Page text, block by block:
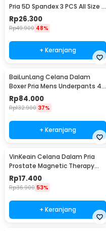
Pria 5D Spandex 3 PCS All Size -
MU0020
Rp26.300
Rp49.900 48%
+ Keranjang
BaiLunLang Celana Dalam
Boxer Pria Mens Underpants 4
PCS M - 0809
Rp84.000
Rp132.900 37%
+ Keranjang
VinKeain Celana Dalam Pria
Prostate Magnetic Therapy
XXXXL - A004
Rp17.400
Rp36.900 53%
+ Keranjang